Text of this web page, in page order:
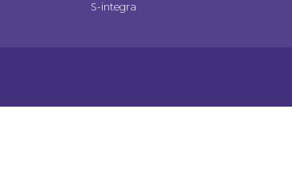
S-integra